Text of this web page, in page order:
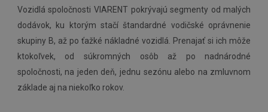
Vozidlá spoločnosti VIARENT pokrývajú segmenty od malých
dodávok, ku ktorým stačí štandardné vodičské oprávnenie
skupiny B, až po ťažké nákladné vozidlá. Prenajať si ich môže
ktokoľvek, od súkromných osôb až po nadnárodné
spoločnosti, na jeden deň, jednu sezónu alebo na zmluvnom
základe aj na niekoľko rokov.